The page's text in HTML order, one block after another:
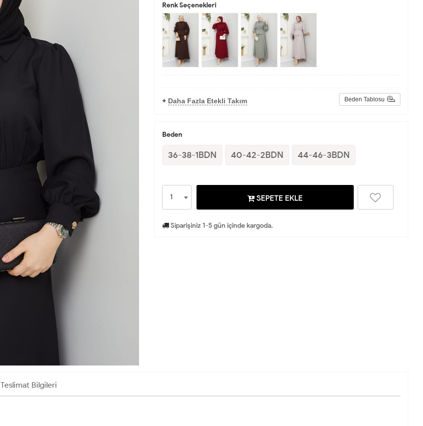
Renk Seçenekleri
+ Daha Fazla Etekli Takım Beden Tablosu
Beden
36-38-1BDN 40-42-2BDN 44-46-3BDN
SEPETE EKLE
Siparişiniz 1-5 gün içinde kargoda.
Teslimat Bilgileri